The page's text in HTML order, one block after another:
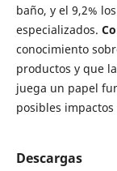
baño, y el 9,2%
especializados.
conocimiento
productos y que
juega un papel
posibles
Descargas